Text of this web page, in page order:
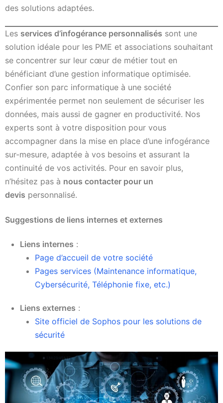
des solutions adaptées.
Les services d’infogérance personnalisés sont une
solution idéale pour les PME et associations souhaitant
se concentrer sur leur cœur de métier tout en
bénéficiant d’une gestion informatique optimisée.
Confier son parc informatique à une société
expérimentée permet non seulement de sécuriser les
données, mais aussi de gagner en productivité. Nos
experts sont à votre disposition pour vous
accompagner dans la mise en place d’une infogérance
sur-mesure, adaptée à vos besoins et assurant la
continuité de vos activités. Pour en savoir plus,
n’hésitez pas à nous contacter pour un
devis personnalisé.
Suggestions de liens internes et externes
Liens internes :
Page d’accueil de votre société
Pages services (Maintenance informatique,
Cybersécurité, Téléphonie fixe, etc.)
Liens externes :
Site officiel de Sophos pour les solutions de
sécurité